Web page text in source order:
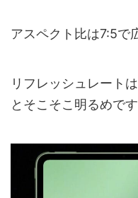
アスペクト比は7:5で
リフレッシュレート
とそこそこ明るめです